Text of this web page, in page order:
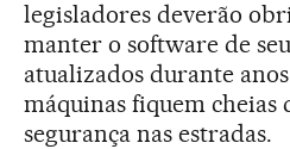
legisladores deverão
manter o software de
atualizados durante
máquinas fiquem cheias
segurança nas estradas.